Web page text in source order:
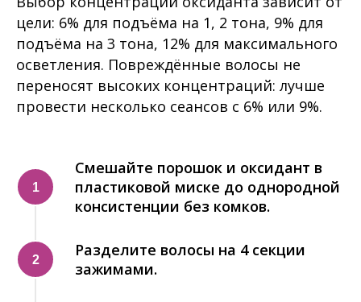
цели: 6% для подъёма на 1, 2 тона, 9% для
подъёма на 3 тона, 12% для максимального
осветления. Повреждённые волосы не
переносят высоких концентраций: лучше
провести несколько сеансов с 6% или 9%.
Смешайте порошок и оксидант в
пластиковой миске до однородной
консистенции без комков.
Разделите волосы на 4 секции
зажимами.